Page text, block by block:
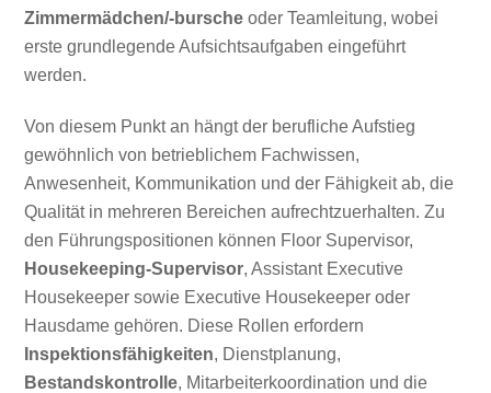
Zimmermädchen/-bursche oder Teamleitung, wobei
erste grundlegende Aufsichtsaufgaben eingeführt
werden.
Von diesem Punkt an hängt der berufliche Aufstieg
gewöhnlich von betrieblichem Fachwissen,
Anwesenheit, Kommunikation und der Fähigkeit ab, die
Qualität in mehreren Bereichen aufrechtzuerhalten. Zu
den Führungspositionen können Floor Supervisor,
Housekeeping-Supervisor, Assistant Executive
Housekeeper sowie Executive Housekeeper oder
Hausdame gehören. Diese Rollen erfordern
Inspektionsfähigkeiten, Dienstplanung,
Bestandskontrolle, Mitarbeiterkoordination und die